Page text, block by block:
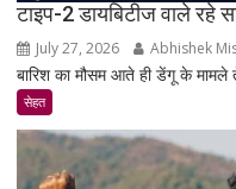
टाइप-2 डायबिटीज वाले रहे
July 27, 2026 Abhishek
बारिश का मौसम आते ही डेंगू के
सेहत